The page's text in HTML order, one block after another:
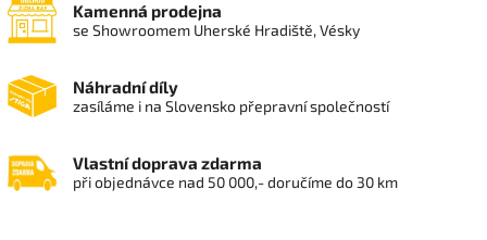
Kamenná prodejna
se Showroomem Uherské Hradiště, Vésky
Náhradní díly
zasíláme i na Slovensko přepravní společností
Vlastní doprava zdarma
při objednávce nad 50 000,- doručíme do 30 km